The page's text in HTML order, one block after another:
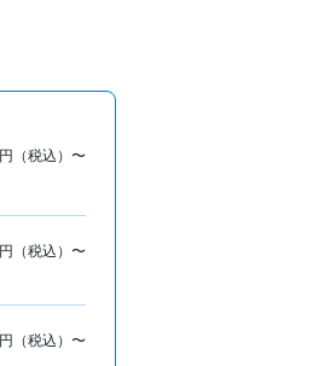
円（税込）〜
円（税込）〜
円（税込）〜